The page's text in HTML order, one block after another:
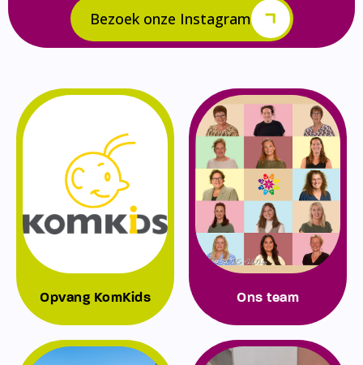
Bezoek onze Instagram
Opvang KomKids Ons team